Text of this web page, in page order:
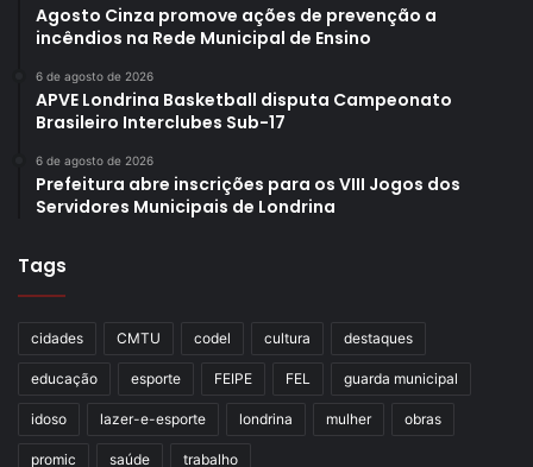
Agosto Cinza promove ações de prevenção a
incêndios na Rede Municipal de Ensino
6 de agosto de 2026
APVE Londrina Basketball disputa Campeonato
Brasileiro Interclubes Sub-17
6 de agosto de 2026
Prefeitura abre inscrições para os VIII Jogos dos
Servidores Municipais de Londrina
Tags
cidades CMTU codel cultura destaques
educação esporte FEIPE FEL guarda municipal
idoso lazer-e-esporte londrina mulher obras
promic saúde trabalho